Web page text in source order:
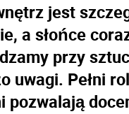
jest
a słońce
przy
uwagi. Pełni
pozwalają